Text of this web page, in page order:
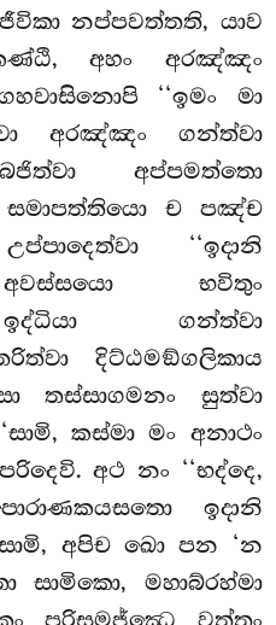
නප්පවත්තති, යාව
අහං අරඤ්ඤං
‘‘ඉමං මා
අරඤ්ඤං ගන්ත්වා
අප්පමත්තො
සමාපත්තියො ච පඤ්ච
‘‘ඉදානි
අවස්සයො භවිතුං
ගන්ත්වා
දිට්ඨමඞ්ගලිකාය
තස්සාගමනං සුත්වා
කස්මා මං අනාථං
අථ නං ‘‘භද්දෙ,
ඉදානි
අපිච ඛො පන ‘න
සාමිකො, මහාබ්රහ්මා